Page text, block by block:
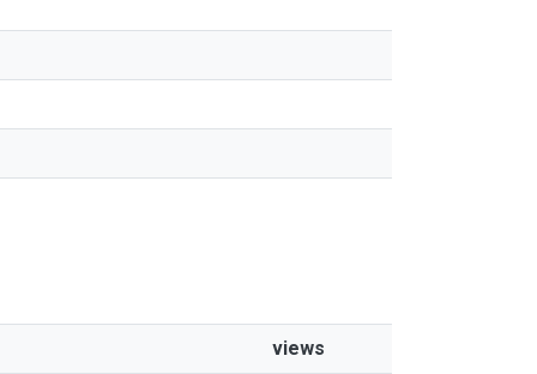
views